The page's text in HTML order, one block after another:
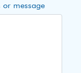
or message